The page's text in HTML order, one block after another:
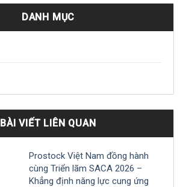
DANH MỤC
BÀI VIẾT LIÊN QUAN
Prostock Việt Nam đồng hành
cùng Triển lãm SACA 2026 –
Khẳng định năng lực cung ứng